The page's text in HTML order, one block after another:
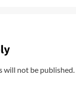
will not be published.